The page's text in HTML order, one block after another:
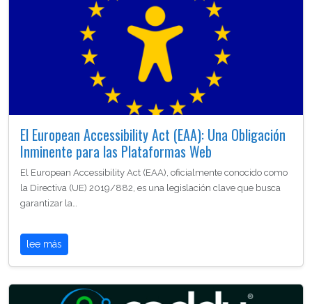
El European Accessibility Act (EAA): Una Obligación
Inminente para las Plataformas Web
El European Accessibility Act (EAA), oficialmente conocido como
la Directiva (UE) 2019/882, es una legislación clave que busca
garantizar la…
lee más